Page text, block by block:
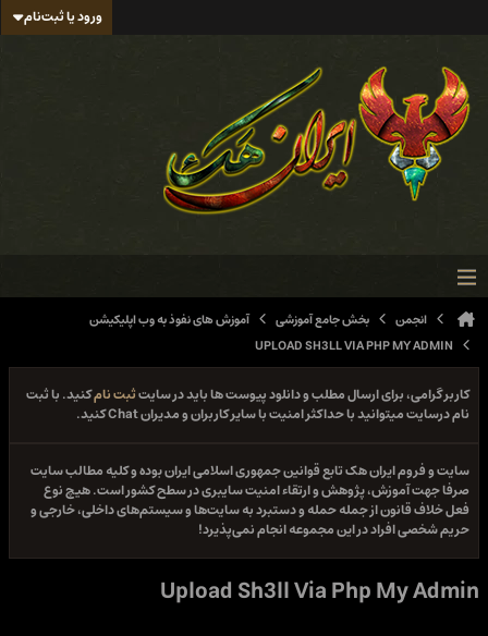
ورود یا ثبت‌نام
انجمن بخش جامع آموزشی
آموزش های نفوذ به وب اپلیکیشن
UPLOAD SH3LL VIA PHP MY ADMIN
کاربر گرامی، برای ارسال مطلب و دانلود پیوست ها باید در سایتثبت نامکنید. با ثبت
نام درسایت میتوانید با حداکثر امنیت با سایر کاربران و مدیران Chat کنید.
سایت و فروم ایران هک تابع قوانین جمهوری اسلامی ایران بوده و کلیه مطالب سایت
صرفا جهت آموزش، پژوهش و ارتقاء امنیت سایبری در سطح کشور است. هیچ نوع
فعل خلاف قانون از جمله حمله و دستبرد به سایت‌ها و سیستم‌های داخلی، خارجی و
حریم شخصی افراد در این مجموعه انجام نمی‌پذیرد!
Upload Sh3ll Via Php My Admin